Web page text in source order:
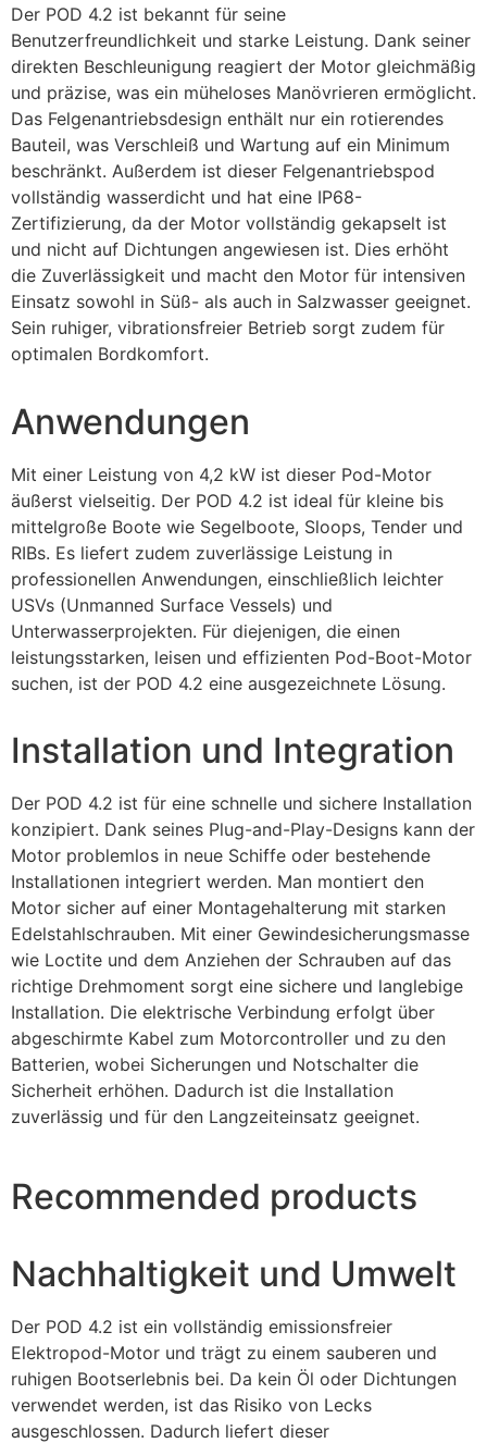
Der POD 4.2 ist bekannt für seine
Benutzerfreundlichkeit und starke Leistung. Dank seiner
direkten Beschleunigung reagiert der Motor gleichmäßig
und präzise, was ein müheloses Manövrieren ermöglicht.
Das Felgenantriebsdesign enthält nur ein rotierendes
Bauteil, was Verschleiß und Wartung auf ein Minimum
beschränkt. Außerdem ist dieser Felgenantriebspod
vollständig wasserdicht und hat eine IP68-
Zertifizierung, da der Motor vollständig gekapselt ist
und nicht auf Dichtungen angewiesen ist. Dies erhöht
die Zuverlässigkeit und macht den Motor für intensiven
Einsatz sowohl in Süß- als auch in Salzwasser geeignet.
Sein ruhiger, vibrationsfreier Betrieb sorgt zudem für
optimalen Bordkomfort.
Anwendungen
Mit einer Leistung von 4,2 kW ist dieser Pod-Motor
äußerst vielseitig. Der POD 4.2 ist ideal für kleine bis
mittelgroße Boote wie Segelboote, Sloops, Tender und
RIBs. Es liefert zudem zuverlässige Leistung in
professionellen Anwendungen, einschließlich leichter
USVs (Unmanned Surface Vessels) und
Unterwasserprojekten. Für diejenigen, die einen
leistungsstarken, leisen und effizienten Pod-Boot-Motor
suchen, ist der POD 4.2 eine ausgezeichnete Lösung.
Installation und Integration
Der POD 4.2 ist für eine schnelle und sichere Installation
konzipiert. Dank seines Plug-and-Play-Designs kann der
Motor problemlos in neue Schiffe oder bestehende
Installationen integriert werden. Man montiert den
Motor sicher auf einer Montagehalterung mit starken
Edelstahlschrauben. Mit einer Gewindesicherungsmasse
wie Loctite und dem Anziehen der Schrauben auf das
richtige Drehmoment sorgt eine sichere und langlebige
Installation. Die elektrische Verbindung erfolgt über
abgeschirmte Kabel zum Motorcontroller und zu den
Batterien, wobei Sicherungen und Notschalter die
Sicherheit erhöhen. Dadurch ist die Installation
zuverlässig und für den Langzeiteinsatz geeignet.
Recommended products
Nachhaltigkeit und Umwelt
Der POD 4.2 ist ein vollständig emissionsfreier
Elektropod-Motor und trägt zu einem sauberen und
ruhigen Bootserlebnis bei. Da kein Öl oder Dichtungen
verwendet werden, ist das Risiko von Lecks
ausgeschlossen. Dadurch liefert dieser